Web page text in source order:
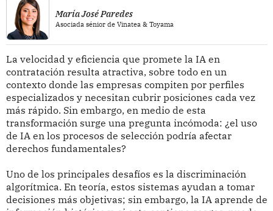
María José Paredes
Asociada sénior de Vinatea & Toyama
La velocidad y eficiencia que promete la IA en
contratación resulta atractiva, sobre todo en un
contexto donde las empresas compiten por perfiles
especializados y necesitan cubrir posiciones cada vez
más rápido. Sin embargo, en medio de esta
transformación surge una pregunta incómoda: ¿el uso
de IA en los procesos de selección podría afectar
derechos fundamentales?
Uno de los principales desafíos es la discriminación
algorítmica. En teoría, estos sistemas ayudan a tomar
decisiones más objetivas; sin embargo, la IA aprende de